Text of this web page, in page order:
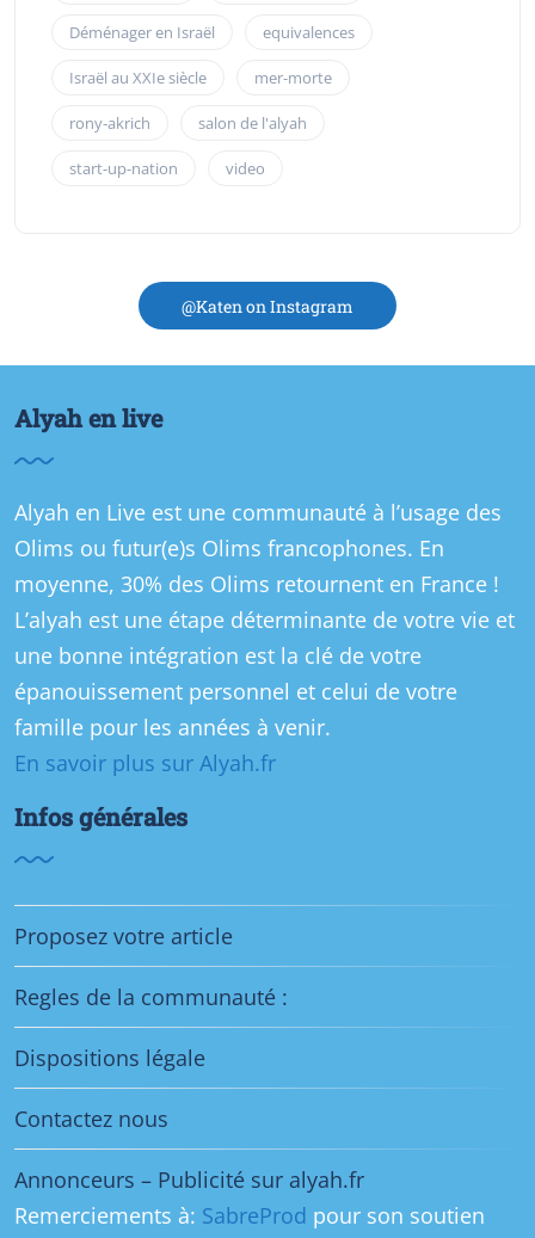
Déménager en Israël equivalences
Israël au XXIe siècle mer-morte
rony-akrich salon de l'alyah
start-up-nation video
@Katen on Instagram
Alyah en live
Alyah en Live est une communauté à l’usage des
Olims ou futur(e)s Olims francophones. En
moyenne, 30% des Olims retournent en France !
L’alyah est une étape déterminante de votre vie et
une bonne intégration est la clé de votre
épanouissement personnel et celui de votre
famille pour les années à venir.
En savoir plus sur Alyah.fr
Infos générales
Proposez votre article
Regles de la communauté :
Dispositions légale
Contactez nous
Annonceurs – Publicité sur alyah.fr
Remerciements à: SabreProd pour son soutien